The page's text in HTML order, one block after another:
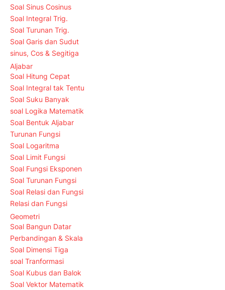
Soal Sinus Cosinus
Soal Integral Trig.
Soal Turunan Trig.
Soal Garis dan Sudut
sinus, Cos & Segitiga
Aljabar
Soal Hitung Cepat
Soal Integral tak Tentu
Soal Suku Banyak
soal Logika Matematik
Soal Bentuk Aljabar
Turunan Fungsi
Soal Logaritma
Soal Limit Fungsi
Soal Fungsi Eksponen
Soal Turunan Fungsi
Soal Relasi dan Fungsi
Relasi dan Fungsi
Geometri
Soal Bangun Datar
Perbandingan & Skala
Soal Dimensi Tiga
soal Tranformasi
Soal Kubus dan Balok
Soal Vektor Matematik